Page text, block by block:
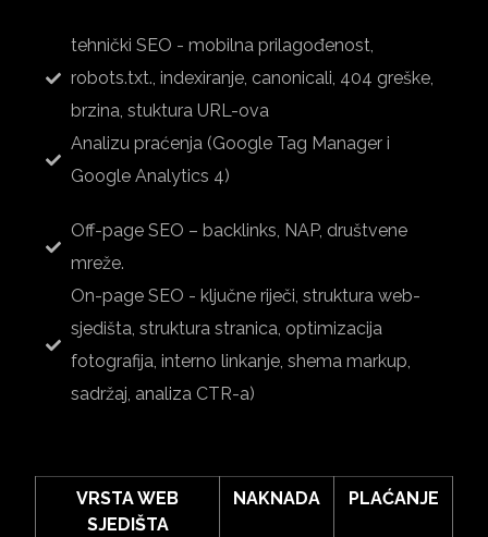
tehnički SEO - mobilna prilagođenost,
robots.txt., indexiranje, canonicali, 404 greške,
brzina, stuktura URL-ova
Analizu praćenja (Google Tag Manager i
Google Analytics 4)
Off-page SEO – backlinks, NAP, društvene
mreže.
On-page SEO - ključne riječi, struktura web-
sjedišta, struktura stranica, optimizacija
fotografija, interno linkanje, shema markup,
sadržaj, analiza CTR-a)
VRSTA WEB
SJEDIŠTA
NAKNADA PLAĆANJE